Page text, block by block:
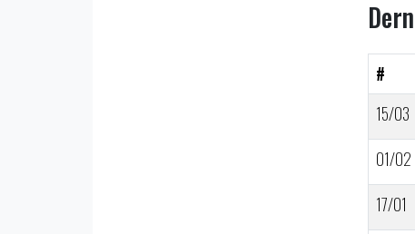
#
15/03
01/02
17/01